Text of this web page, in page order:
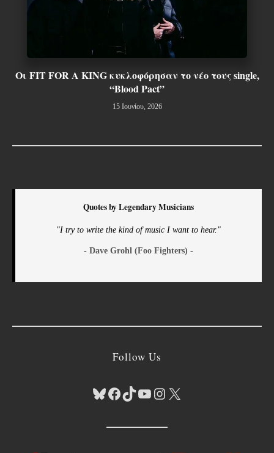
Οι FIT FOR A KING κυκλοφόρησαν το νέο τους single,
“Blood Pact”
15 Ιουνίου, 2026
Quotes by Legendary Musicians
"I try to write the kind of music I want to hear."
- Dave Grohl (Foo Fighters) -
Follow Us